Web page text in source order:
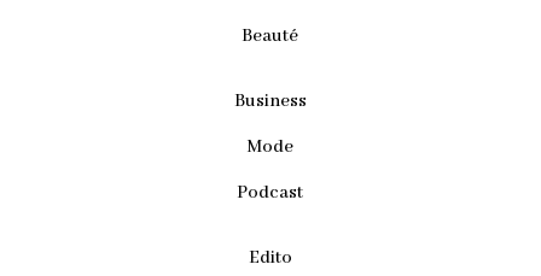
Beauté
Business
Mode
Podcast
Edito